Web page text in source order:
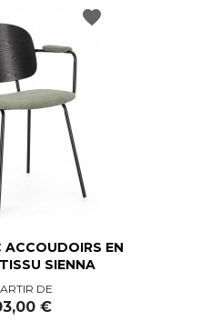
ACCOUDOIRS EN
SIENNA
PrixDE
€
favorite